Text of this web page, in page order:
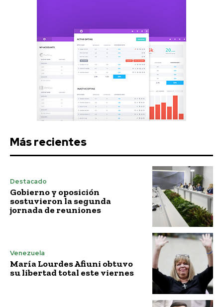
Más recientes
Destacado
Gobierno y oposición
sostuvieron la segunda
jornada de reuniones
Venezuela
María Lourdes Afiuni obtuvo
su libertad total este viernes